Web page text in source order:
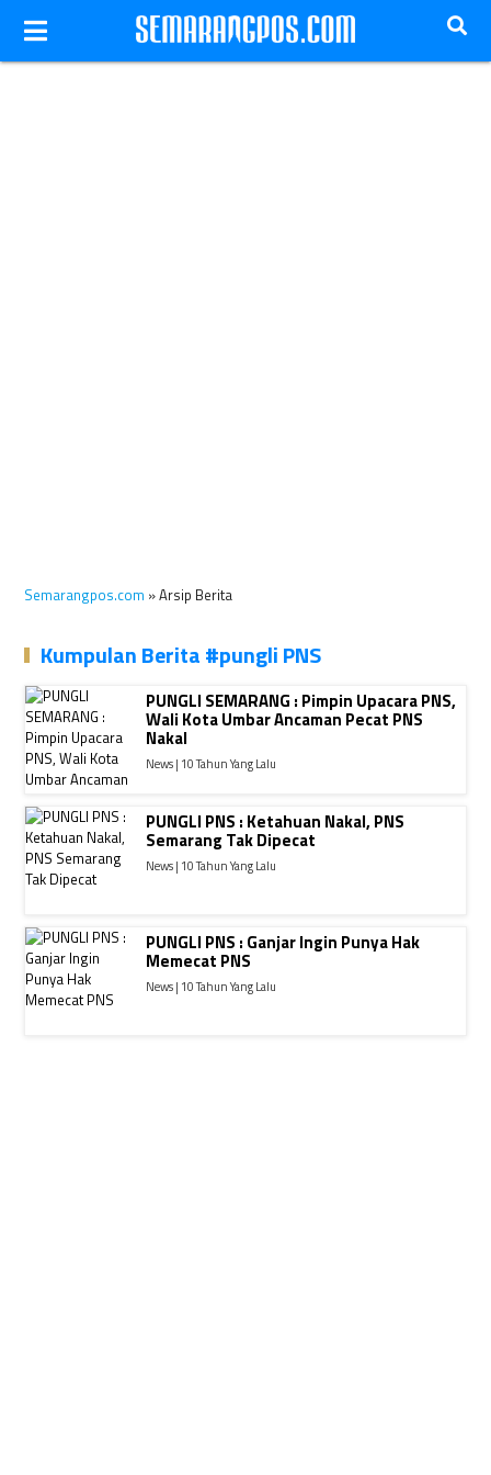
Semarangpos.com » Arsip Berita
Kumpulan Berita #pungli PNS
PUNGLI SEMARANG : Pimpin Upacara PNS,
Wali Kota Umbar Ancaman Pecat PNS
Nakal
News | 10 Tahun Yang Lalu
PUNGLI PNS : Ketahuan Nakal, PNS
Semarang Tak Dipecat
News | 10 Tahun Yang Lalu
PUNGLI PNS : Ganjar Ingin Punya Hak
Memecat PNS
News | 10 Tahun Yang Lalu